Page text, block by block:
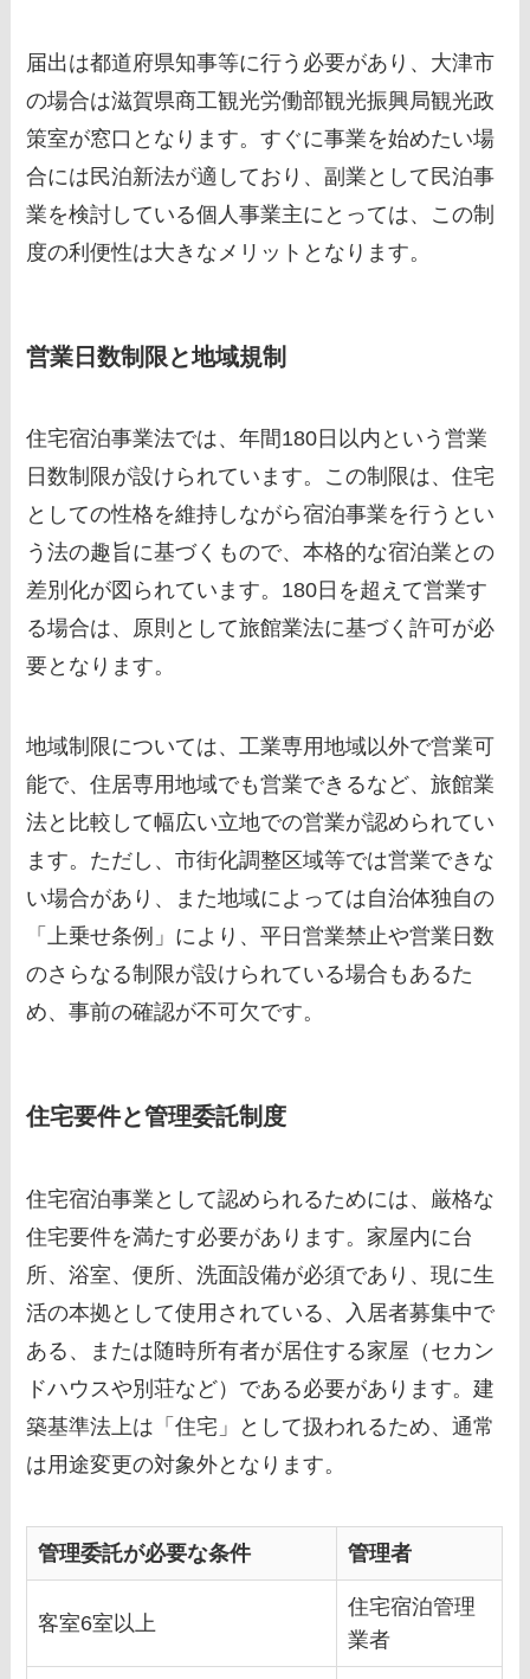
届出は都道府県知事等に行う必要があり、大津市
の場合は滋賀県商工観光労働部観光振興局観光政
策室が窓口となります。すぐに事業を始めたい場
合には民泊新法が適しており、副業として民泊事
業を検討している個人事業主にとっては、この制
度の利便性は大きなメリットとなります。
営業日数制限と地域規制
住宅宿泊事業法では、年間180日以内という営業
日数制限が設けられています。この制限は、住宅
としての性格を維持しながら宿泊事業を行うとい
う法の趣旨に基づくもので、本格的な宿泊業との
差別化が図られています。180日を超えて営業す
る場合は、原則として旅館業法に基づく許可が必
要となります。
地域制限については、工業専用地域以外で営業可
能で、住居専用地域でも営業できるなど、旅館業
法と比較して幅広い立地での営業が認められてい
ます。ただし、市街化調整区域等では営業できな
い場合があり、また地域によっては自治体独自の
「上乗せ条例」により、平日営業禁止や営業日数
のさらなる制限が設けられている場合もあるた
め、事前の確認が不可欠です。
住宅要件と管理委託制度
住宅宿泊事業として認められるためには、厳格な
住宅要件を満たす必要があります。家屋内に台
所、浴室、便所、洗面設備が必須であり、現に生
活の本拠として使用されている、入居者募集中で
ある、または随時所有者が居住する家屋（セカン
ドハウスや別荘など）である必要があります。建
築基準法上は「住宅」として扱われるため、通常
は用途変更の対象外となります。
管理委託が必要な条件 管理者
客室6室以上
住宅宿泊管理
業者